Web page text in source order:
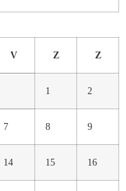
V Z Z
1 2
7 8 9
14 15 16